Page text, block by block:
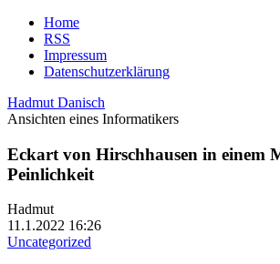
Home
RSS
Impressum
Datenschutzerklärung
Hadmut Danisch
Ansichten eines Informatikers
Eckart von Hirschhausen in einem
Peinlichkeit
Hadmut
11.1.2022 16:26
Uncategorized